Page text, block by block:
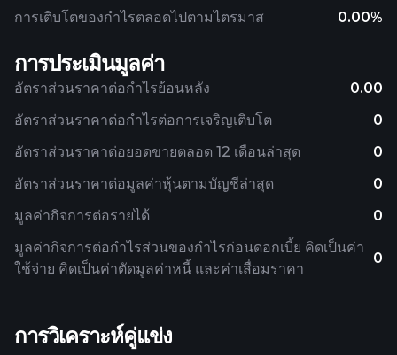
การเติบโตของกำไรตลอดไปตามไตรมาส 0.00%
การประเมินมูลค่า
อัตราส่วนราคาต่อกำไรย้อนหลัง
0.00
อัตราส่วนราคาต่อกำไรต่อการเจริญเติบโต
0
อัตราส่วนราคาต่อยอดขายตลอด 12 เดือนล่าสุด
0
อัตราส่วนราคาต่อมูลค่าหุ้นตามบัญชีล่าสุด
0
มูลค่ากิจการต่อรายได้
0
มูลค่ากิจการต่อกำไรส่วนของกำไรก่อนดอกเบี้ย คิดเป็นค่า
ใช้จ่าย คิดเป็นค่าตัดมูลค่าหนี้ และค่าเสื่อมราคา
0
การวิเคราะห์คู่แข่ง